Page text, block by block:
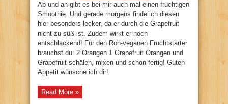
Ab und an gibt es bei mir auch mal einen fruchtigen
Smoothie. Und gerade morgens finde ich diesen
hier besonders lecker, da er durch die Grapefruit
nicht zu süß ist. Zudem wirkt er noch
entschlackend! Für den Roh-veganen Fruchtstarter
brauchst du: 2 Orangen 1 Grapefruit Orangen und
Grapefruit schälen, mixen und schon fertig! Guten
Appetit wünsche ich dir!
Read More »